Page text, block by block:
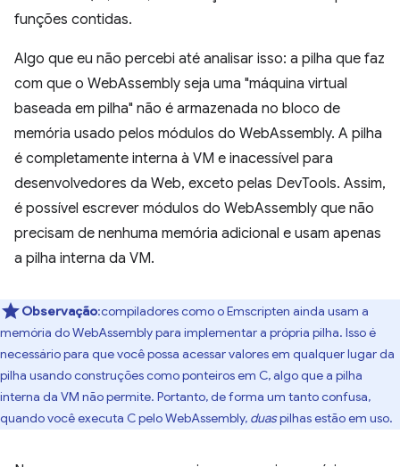
funções contidas.
Algo que eu não percebi até analisar isso: a pilha que faz
com que o WebAssembly seja uma "máquina virtual
baseada em pilha" não é armazenada no bloco de
memória usado pelos módulos do WebAssembly. A pilha
é completamente interna à VM e inacessível para
desenvolvedores da Web, exceto pelas DevTools. Assim,
é possível escrever módulos do WebAssembly que não
precisam de nenhuma memória adicional e usam apenas
a pilha interna da VM.
Observação:compiladores como o Emscripten ainda usam a
memória do WebAssembly para implementar a própria pilha. Isso é
necessário para que você possa acessar valores em qualquer lugar da
pilha usando construções como ponteiros em C, algo que a pilha
interna da VM não permite. Portanto, de forma um tanto confusa,
quando você executa C pelo WebAssembly, duaspilhas estão em uso.